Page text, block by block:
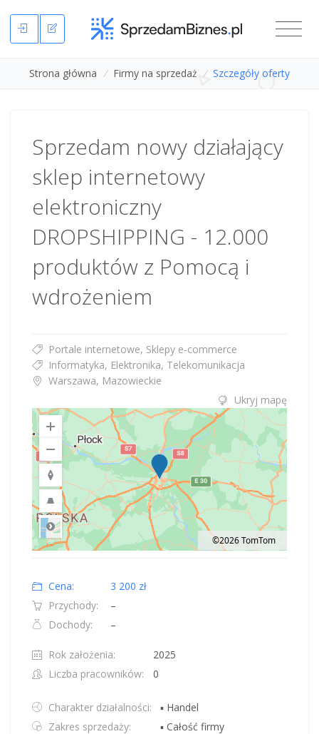
Strona główna / Firmy na sprzedaż / Szczegóły oferty
Sprzedam nowy działający
sklep internetowy
elektroniczny
DROPSHIPPING - 12.000
produktów z Pomocą i
wdrożeniem
Portale internetowe, Sklepy e-commerce
Informatyka, Elektronika, Telekomunikacja
Warszawa, Mazowieckie
Ukryj mapę
Road
©2026 TomTom
Cena:
3 200 zł
Przychody:
–
Dochody:
–
Rok założenia:
2025
Liczba pracowników:
0
Charakter działalności:
▪ Handel
Zakres sprzedaży:
▪ Całość firmy